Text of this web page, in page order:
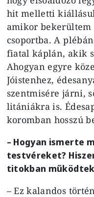
hit melletti
amikor
csoportba. A
fiatal káplán, akik
Ahogyan egyre
Jóistenhez,
szentmisére járni,
litániákra is.
koromban hosszú
– Hogyan ismerte
testvéreket?
titokban
– Ez kalandos